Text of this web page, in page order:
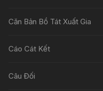
Căn Bản Bồ Tát Xuất Gia
Cáo Cát Kết
Câu Đối